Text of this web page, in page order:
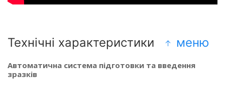
Технічні характеристики меню
Автоматична система підготовки та введення
зразків